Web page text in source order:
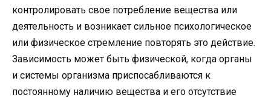
контролировать свое потребление вещества или
деятельность и возникает сильное психологическое
или физическое стремление повторять это действие.
Зависимость может быть физической, когда органы
и системы организма приспосабливаются к
постоянному наличию вещества и его отсутствие